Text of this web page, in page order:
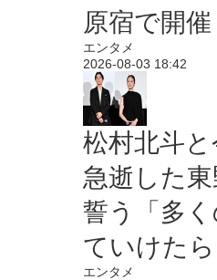
原宿で開催
エンタメ
2026-08-03 18:42
松村北斗と
急逝した
誓う「多
ていけたら
エンタメ